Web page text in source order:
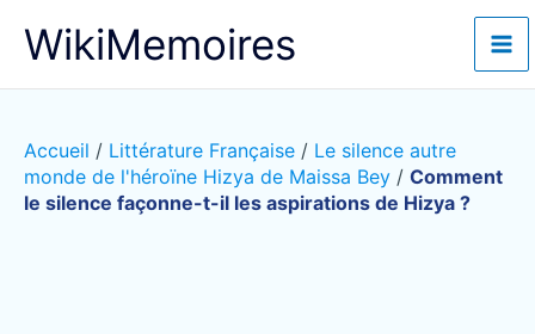
WikiMemoires
Accueil / Littérature Française / Le silence autre
monde de l'héroïne Hizya de Maissa Bey / Comment
le silence façonne-t-il les aspirations de Hizya ?